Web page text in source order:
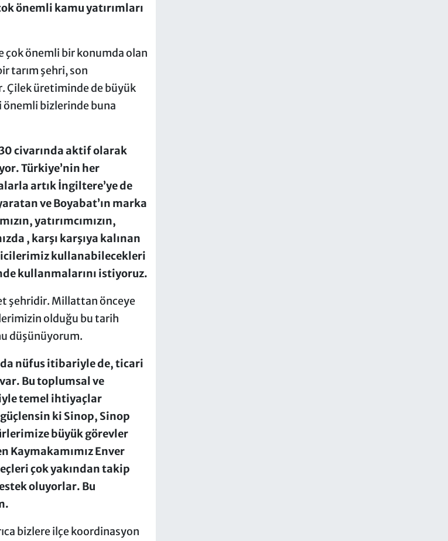
önemli kamu yatırımları
çok önemli bir konumda olan
tarım şehri, son
Çilek üretiminde de büyük
önemli bizlerinde buna
civarında aktif olarak
Türkiye’nin her
artık İngiltere’ye de
ve Boyabat’ın marka
yatırımcımızın,
, karşı karşıya kalınan
kullanabilecekleri
kullanmalarını istiyoruz.
şehridir. Millattan önceye
olduğu bu tarih
düşünüyorum.
nüfus itibariyle de, ticari
Bu toplumsal ve
temel ihtiyaçlar
ki Sinop, Sinop
büyük görevler
Kaymakamımız Enver
çok yakından takip
oluyorlar. Bu
bizlere ilçe koordinasyon